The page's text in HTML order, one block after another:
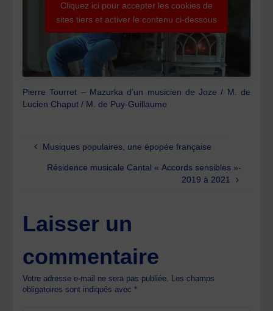
Cliquez ici pour accepter les cookies de
sites tiers et activer le contenu ci-dessous
Pierre Tourret – Mazurka d’un musicien de Joze / M. de
Lucien Chaput / M. de Puy-Guillaume
Musiques populaires, une épopée française
Résidence musicale Cantal « Accords sensibles »-
2019 à 2021
Laisser un
commentaire
Votre adresse e-mail ne sera pas publiée. Les champs
obligatoires sont indiqués avec*